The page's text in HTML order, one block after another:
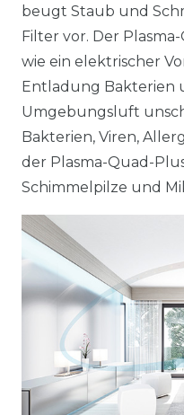
beugt Staub und
Filter vor. Der
wie ein elektrischer
Entladung Bakterien
Umgebungsluft
Bakterien, Viren,
der Plasma-Quad-
Schimmelpilze und